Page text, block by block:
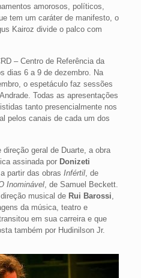
amorosos, políticos,
tem um caráter de manifesto, o
Kairoz divide o palco com
– Centro de Referência da
dias 6 a 9 de dezembro. Na
o espetáculo faz sessões
Todas as apresentações
tanto presencialmente nos
pelos canais de cada um dos
geral de Duarte, a obra
assinada por Donizeti
partir das obras Infértil, de
Inominável, de Samuel Beckett.
musical de Rui Barossi
da música, teatro e
em sua carreira e que
também por Hudinilson Jr.